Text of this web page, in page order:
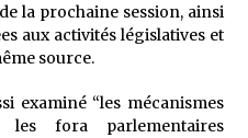
la prochaine session, ainsi
aux activités législatives et
source.
examiné “les mécanismes
les fora parlementaires